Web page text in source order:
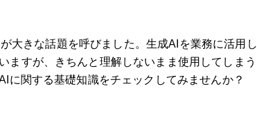
大きな話題を呼びました。生成AIを業務に活用し
ますが、きちんと理解しないまま使用してしまう
に関する基礎知識をチェックしてみませんか？